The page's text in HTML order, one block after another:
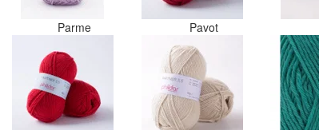
Parme Pavot